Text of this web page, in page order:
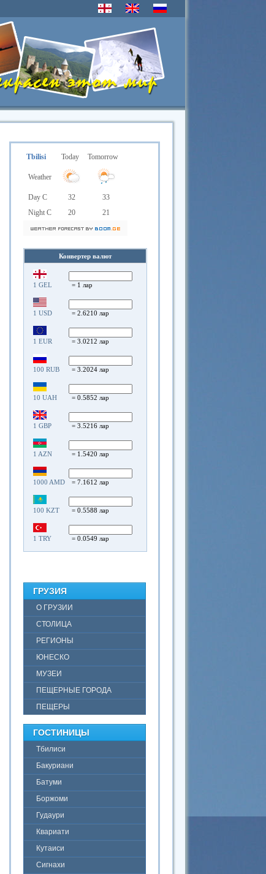
Tbilisi Today Tomorrow
Weather
Day C 32
33
Night C
20 21
Конвертер валют
1 GEL = 1 лар
1 USD = 2.6210 лар
1 EUR = 3.0212 лар
100 RUB = 3.2024 лар
10 UAH = 0.5852 лар
1 GBP = 3.5216 лар
1 AZN = 1.5420 лар
1000 AMD = 7.1612 лар
100 KZT = 0.5588 лар
1 TRY = 0.0549 лар
ГРУЗИЯ
О ГРУЗИИ
СТОЛИЦА
РЕГИОНЫ
ЮНЕСКО
МУЗЕИ
ПЕЩЕРНЫЕ ГОРОДА
ПЕЩЕРЫ
ГОСТИНИЦЫ
Тбилиси
Бакуриани
Батуми
Боржоми
Гудаури
Квариати
Кутаиси
Сигнахи